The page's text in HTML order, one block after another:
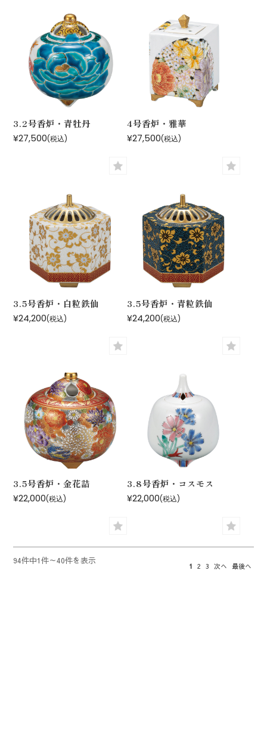
3.2号香炉・青牡丹
¥27,500(税込)
4号香炉・雅華
¥27,500(税込)
3.5号香炉・白粒鉄仙
¥24,200(税込)
3.5号香炉・青粒鉄仙
¥24,200(税込)
3.5号香炉・金花詰
¥22,000(税込)
3.8号香炉・コスモス
¥22,000(税込)
94件中1件～40件を表示
1 2 3 次へ 最後へ